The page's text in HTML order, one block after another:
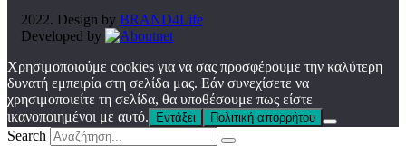
2022. Design by BRAND4Life
Developed by
Χρησιμοποιούμε cookies για να σας προσφέρουμε την καλύτερη
δυνατή εμπειρία στη σελίδα μας. Εάν συνεχίσετε να
χρησιμοποιείτε τη σελίδα, θα υποθέσουμε πως είστε
ικανοποιημένοι με αυτό.
Εντάξει Πολιτική απορρήτου
Search